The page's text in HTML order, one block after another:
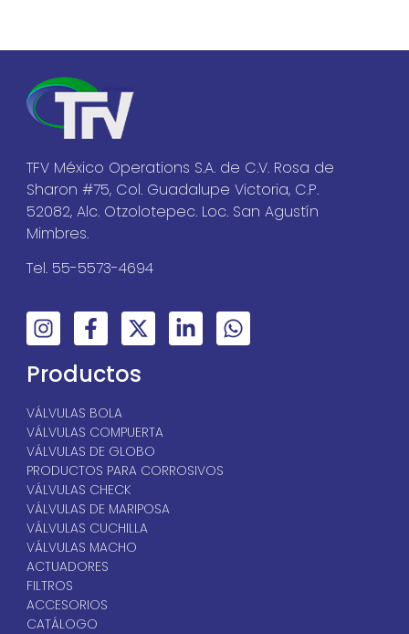
TFV México Operations S.A. de C.V. Rosa de
Sharon #75, Col. Guadalupe Victoria, C.P.
52082, Alc. Otzolotepec. Loc. San Agustín
Mimbres.
Tel. 55-5573-4694
Productos
VÁLVULAS BOLA
VÁLVULAS COMPUERTA
VÁLVULAS DE GLOBO
PRODUCTOS PARA CORROSIVOS
VÁLVULAS CHECK
VÁLVULAS DE MARIPOSA
VÁLVULAS CUCHILLA
VÁLVULAS MACHO
ACTUADORES
FILTROS
ACCESORIOS
CATÁLOGO